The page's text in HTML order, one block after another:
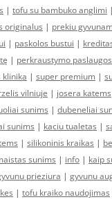
| tofu su bambuko anglimi |
originalus | prekiu
| paskolos bustui |
| perkraustymo
| super premium |
vilniuje | josera katems
sunims | dubeneliai
sunims | kaciu tualetas |
| silikoninis kraikas |
sunims | info | kaip
prieziura | gyvunu
| tofu kraiko naudojimas